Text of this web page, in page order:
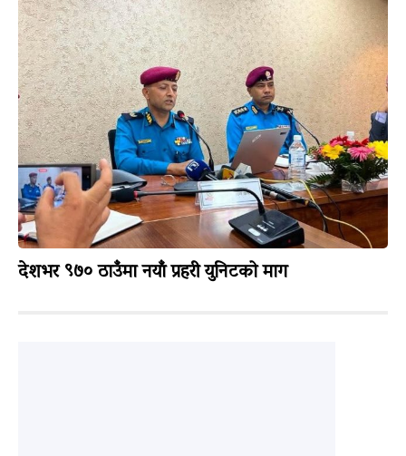
देशभर ९७० ठाउँमा नयाँ प्रहरी युनिटको माग